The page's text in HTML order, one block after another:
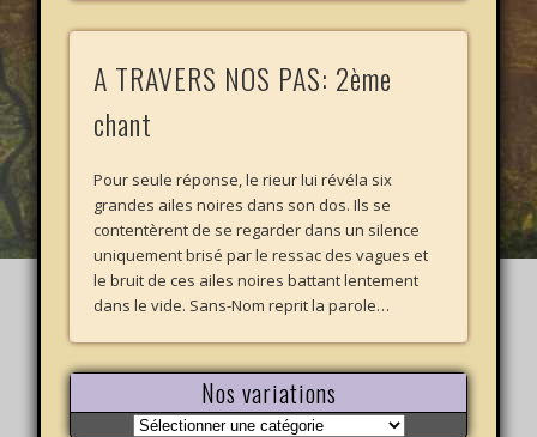
A TRAVERS NOS PAS: 2ème
chant
Pour seule réponse, le rieur lui révéla six
grandes ailes noires dans son dos. Ils se
contentèrent de se regarder dans un silence
uniquement brisé par le ressac des vagues et
le bruit de ces ailes noires battant lentement
dans le vide. Sans-Nom reprit la parole…
Nos variations
Nos